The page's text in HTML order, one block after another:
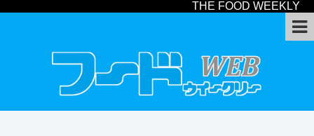
THE FOOD WEEKLY